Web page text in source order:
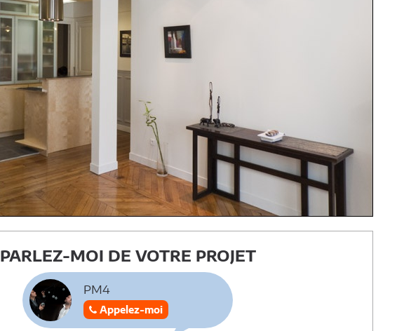
PARLEZ-MOI DE VOTRE PROJET
PM4
Appelez-moi